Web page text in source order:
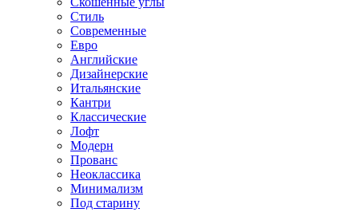
Стиль
Современные
Евро
Английские
Дизайнерские
Итальянские
Кантри
Классические
Лофт
Модерн
Прованс
Неоклассика
Минимализм
Под старину